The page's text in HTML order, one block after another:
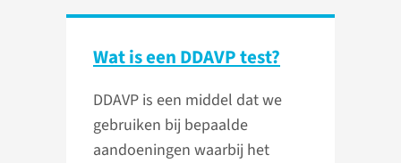
Wat is een DDAVP test?
DDAVP is een middel dat we
gebruiken bij bepaalde
aandoeningen waarbij het